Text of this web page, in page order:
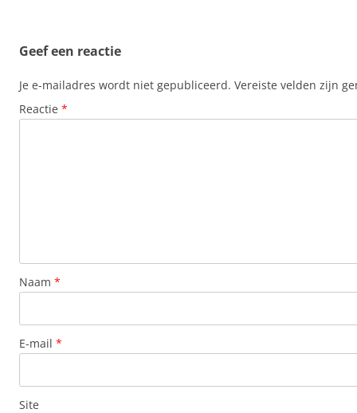
Geef een reactie
Je e-mailadres wordt niet gepubliceerd. Vereiste velden zijn
Reactie *
Naam *
E-mail *
Site